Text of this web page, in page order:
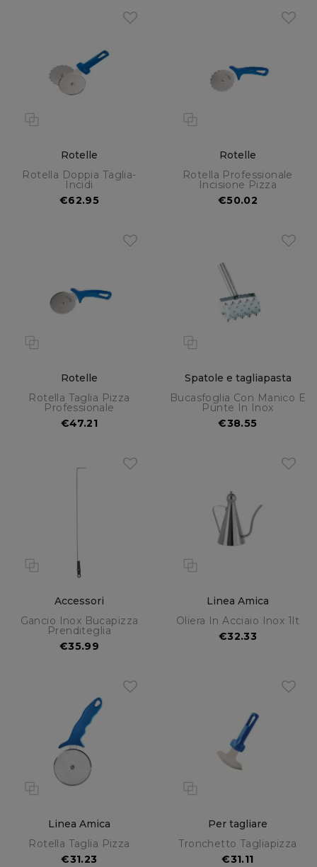
Rotelle
Rotella Doppia Taglia-
Incidi
€62.95
Rotelle
Rotella Professionale
Incisione Pizza
€50.02
Rotelle
Rotella Taglia Pizza
Professionale
€47.21
Spatole e tagliapasta
Bucasfoglia Con Manico E
Punte In Inox
€38.55
Accessori
Gancio Inox Bucapizza
Prenditeglia
€35.99
Linea Amica
Oliera In Acciaio Inox 1lt
€32.33
Linea Amica
Rotella Taglia Pizza
€31.23
Per tagliare
Tronchetto Tagliapizza
€31.11